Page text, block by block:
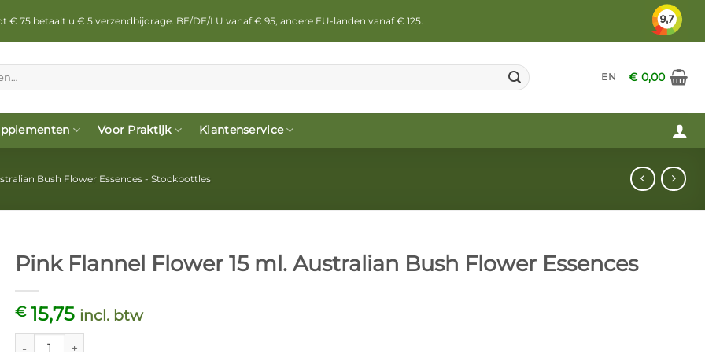
75 betaalt u € 5 verzendbijdrage. BE/DE/LU vanaf € 95, andere EU-landen vanaf € 125.
EN €0,00
Voor Praktijk Klantenservice
Bush Flower Essences - Stockbottles
Pink Flannel Flower 15 ml. Australian Bush Flower Essences
€15,75 incl. btw
Pink Flannel Flower 15 ml. Australian Bush Flower Essences aantal